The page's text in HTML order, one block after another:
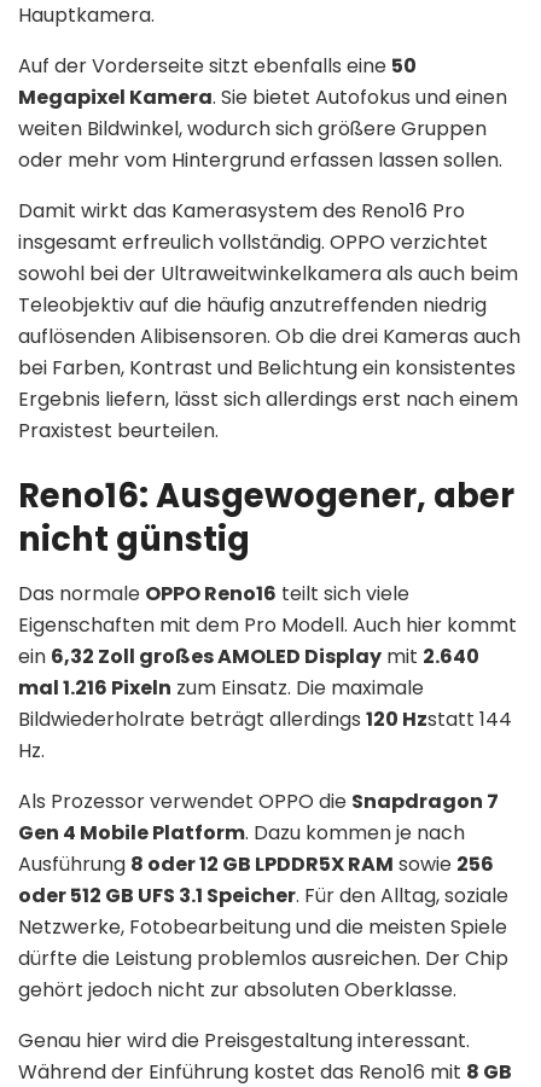
Hauptkamera.
Auf der Vorderseite sitzt ebenfalls eine 50
Megapixel Kamera. Sie bietet Autofokus und einen
weiten Bildwinkel, wodurch sich größere Gruppen
oder mehr vom Hintergrund erfassen lassen sollen.
Damit wirkt das Kamerasystem des Reno16 Pro
insgesamt erfreulich vollständig. OPPO verzichtet
sowohl bei der Ultraweitwinkelkamera als auch beim
Teleobjektiv auf die häufig anzutreffenden niedrig
auflösenden Alibisensoren. Ob die drei Kameras auch
bei Farben, Kontrast und Belichtung ein konsistentes
Ergebnis liefern, lässt sich allerdings erst nach einem
Praxistest beurteilen.
Reno16: Ausgewogener, aber
nicht günstig
Das normale OPPO Reno16 teilt sich viele
Eigenschaften mit dem Pro Modell. Auch hier kommt
ein 6,32 Zoll großes AMOLED Display mit 2.640
mal 1.216 Pixeln zum Einsatz. Die maximale
Bildwiederholrate beträgt allerdings 120 Hzstatt 144
Hz.
Als Prozessor verwendet OPPO die Snapdragon 7
Gen 4 Mobile Platform. Dazu kommen je nach
Ausführung 8 oder 12 GB LPDDR5X RAM sowie 256
oder 512 GB UFS 3.1 Speicher. Für den Alltag, soziale
Netzwerke, Fotobearbeitung und die meisten Spiele
dürfte die Leistung problemlos ausreichen. Der Chip
gehört jedoch nicht zur absoluten Oberklasse.
Genau hier wird die Preisgestaltung interessant.
Während der Einführung kostet das Reno16 mit 8 GB